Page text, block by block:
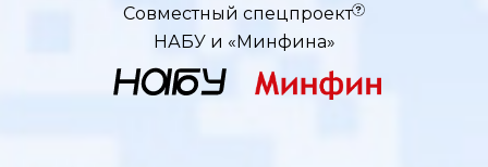
Совместный спецпроект
НАБУ и «Минфина»